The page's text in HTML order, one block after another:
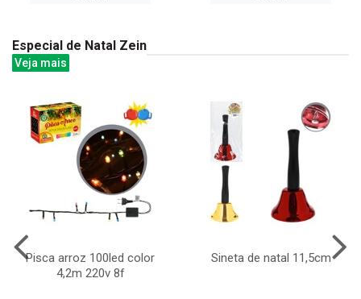
Especial de Natal Zein
Veja mais
Pisca arroz 100led color
4,2m 220v 8f
Sineta de natal 11,5cm